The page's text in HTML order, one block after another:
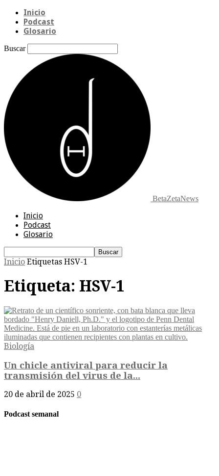
Inicio
Podcast
Glosario
Buscar
BetaZetaNews
Inicio
Podcast
Glosario
Inicio Etiquetas HSV-1
Etiqueta: HSV-1
Biología
Un chicle antiviral para reducir la
transmisión del virus de la...
20 de abril de 2025 0
Podcast semanal